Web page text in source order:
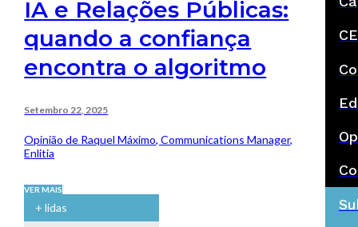
IA e Relações Públicas:
quando a confiança
encontra o algoritmo
Setembro 22, 2025
Opinião de Raquel Máximo, Communications Manager,
Enlitia
VER MAIS
+ lidas